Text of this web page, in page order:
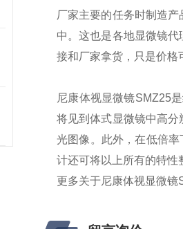
厂家主要的任务时制造
中。这也是各地显微镜
接和厂家拿货，只是价格
尼康体视显微镜SMZ25
将见到体式显微镜中高
光图像。此外，在低倍
计还可将以上所有的特性
更多关于尼康体视显微镜